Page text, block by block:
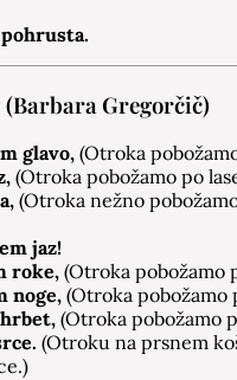
(Barbara Gregorčič)
glavo, (Otroka
(Otroka pobožamo po
(Otroka nežno
jaz!
roke, (Otroka pobožamo
noge, (Otroka pobožamo
(Otroka pobožamo
(Otroku na prsnem